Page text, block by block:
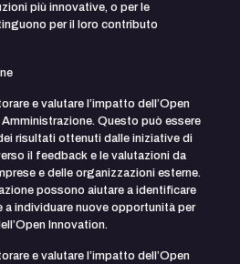
più innovative, o per le
per il loro contributo
e valutare l’impatto dell’Open
Questo può essere
risultati ottenuti dalle iniziative di
il feedback e le valutazioni da
e delle organizzazioni esterne.
possono aiutare a identificare
a individuare nuove opportunità per
Innovation.
e valutare l’impatto dell’Open